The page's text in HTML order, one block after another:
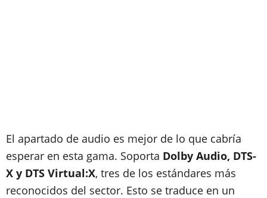
El apartado de audio es mejor de lo que cabría
esperar en esta gama. Soporta Dolby Audio, DTS-
X y DTS Virtual:X, tres de los estándares más
reconocidos del sector. Esto se traduce en un